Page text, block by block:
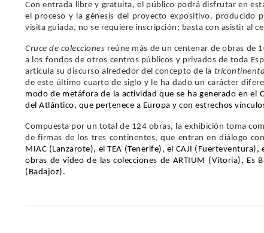
Con entrada libre y gratuita, el público podrá disfrutar en
el proceso y la génesis del proyecto expositivo, producido
visita guiada, no se requiere inscripción; basta con asistir al
Cruce de colecciones reúne más de un centenar de obras de
a los fondos de otros centros públicos y privados de toda
articula su discurso alrededor del concepto de la
de este último cuarto de siglo y le ha dado un carácter
modo de metáfora de la actividad que se ha generado en el
del Atlántico, que pertenece a Europa y con estrechos
Compuesta por un total de 124 obras, la exhibición toma
de firmas de los tres continentes, que entran en diálogo
MIAC (Lanzarote), el TEA (Tenerife), el CAJI
obras de vídeo de las colecciones de ARTIUM (Vitoria),
(Badajoz).